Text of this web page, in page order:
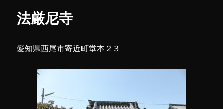
に
法厳尼寺
愛知県西尾市寄近町堂本２３